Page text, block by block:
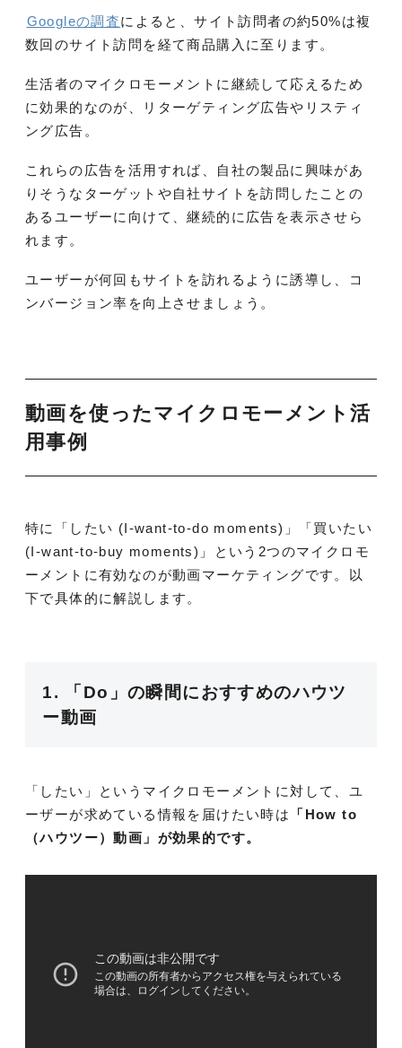
Googleの調査によると、サイト訪問者の約50%は複
数回のサイト訪問を経て商品購入に至ります。
生活者のマイクロモーメントに継続して応えるため
に効果的なのが、リターゲティング広告やリスティ
ング広告。
これらの広告を活用すれば、自社の製品に興味があ
りそうなターゲットや自社サイトを訪問したことの
あるユーザーに向けて、継続的に広告を表示させら
れます。
ユーザーが何回もサイトを訪れるように誘導し、コ
ンバージョン率を向上させましょう。
動画を使ったマイクロモーメント活
用事例
特に「したい (I‐want‐to‐do moments)」「買いたい
(I‐want‐to‐buy moments)」という2つのマイクロモ
ーメントに有効なのが動画マーケティングです。以
下で具体的に解説します。
1. 「Do」の瞬間におすすめのハウツ
ー動画
「したい」というマイクロモーメントに対して、ユ
ーザーが求めている情報を届けたい時は
「How to
（ハウツー）動画」が効果的です。